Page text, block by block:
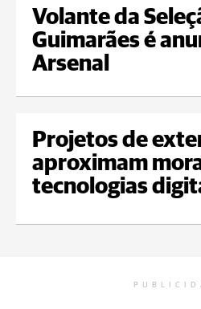
Volante da
Guimarães é
Arsenal
Projetos de
aproximam
tecnologias